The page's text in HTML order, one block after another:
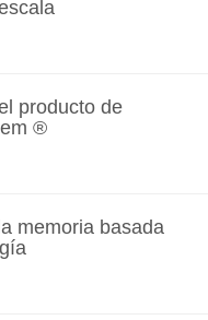
producto de
®
memoria basada